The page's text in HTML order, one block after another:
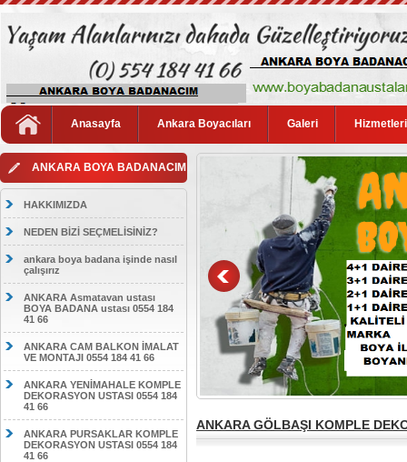
Anasayfa Ankara Boyacıları Galeri
ANKARA BOYA BADANACIM
HAKKIMIZDA
NEDEN BİZİ SEÇMELİSİNİZ?
ankara boya badana işinde nasıl
çalışırız
ANKARA Asmatavan ustası
BOYA BADANA ustası 0554 184
41 66
ANKARA CAM BALKON İMALAT
VE MONTAJI 0554 184 41 66
ANKARA YENİMAHALE KOMPLE
DEKORASYON USTASI 0554 184
41 66
ANKARA PURSAKLAR KOMPLE
DEKORASYON USTASI 0554 184
41 66
ANKARA GÖLBAŞI KOMPLE